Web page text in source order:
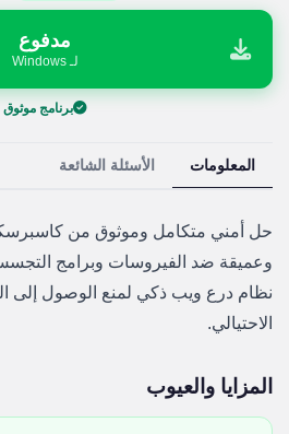
مدفوع
لـ Windows
برنامج موثوق
المعلومات الأسئلة الشائعة
حل أمني متكامل وموثوق من
وعميقة ضد الفيروسات وبرامج
نظام درع ويب ذكي لمنع الوصول إلى
الاحتيالي.
المزايا والعيوب